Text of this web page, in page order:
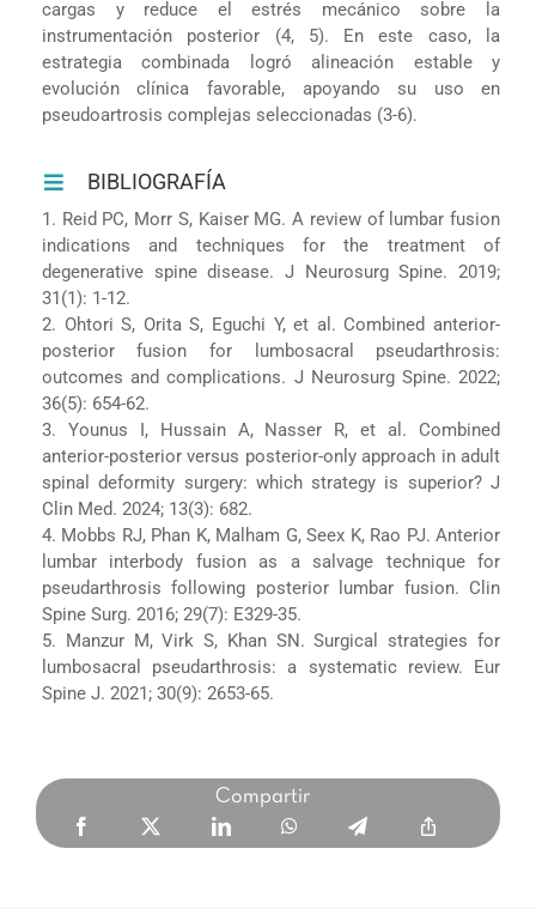
cargas y reduce el estrés mecánico sobre la
instrumentación posterior (4, 5). En este caso, la
estrategia combinada logró alineación estable y
evolución clínica favorable, apoyando su uso en
pseudoartrosis complejas seleccionadas (3-6).
BIBLIOGRAFÍA
1. Reid PC, Morr S, Kaiser MG. A review of lumbar fusion
indications and techniques for the treatment of
degenerative spine disease. J Neurosurg Spine. 2019;
31(1): 1-12.
2. Ohtori S, Orita S, Eguchi Y, et al. Combined anterior-
posterior fusion for lumbosacral pseudarthrosis:
outcomes and complications. J Neurosurg Spine. 2022;
36(5): 654-62.
3. Younus I, Hussain A, Nasser R, et al. Combined
anterior-posterior versus posterior-only approach in adult
spinal deformity surgery: which strategy is superior? J
Clin Med. 2024; 13(3): 682.
4. Mobbs RJ, Phan K, Malham G, Seex K, Rao PJ. Anterior
lumbar interbody fusion as a salvage technique for
pseudarthrosis following posterior lumbar fusion. Clin
Spine Surg. 2016; 29(7): E329-35.
5. Manzur M, Virk S, Khan SN. Surgical strategies for
lumbosacral pseudarthrosis: a systematic review. Eur
Spine J. 2021; 30(9): 2653-65.
Compartir